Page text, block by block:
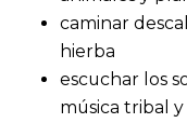
caminar
hierba
escuchar los
música tribal